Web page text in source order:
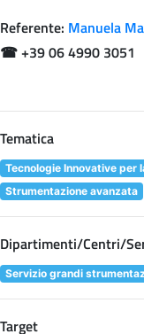
Referente: Manuela
☎+39 06 4990 3051
Tematica
Tecnologie Innovative per
Strumentazione avanzata
Dipartimenti/Centri/
Servizio grandi
Target